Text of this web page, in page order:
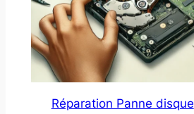
Réparation Panne disque